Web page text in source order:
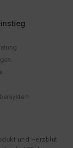
und Herzblut